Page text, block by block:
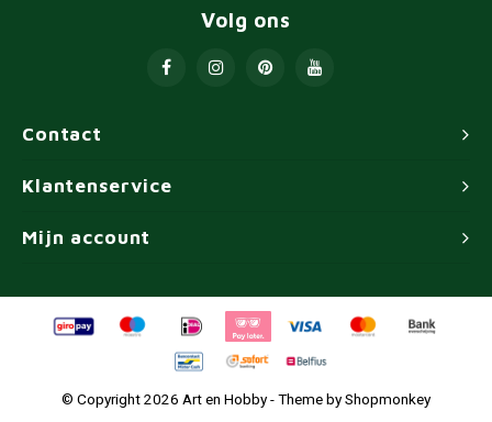
Contact
Volg ons
Klantenservice
Mijn account
© Copyright 2026 Art en Hobby - Theme byShopmonkey